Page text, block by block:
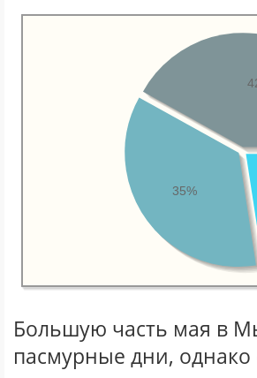
35%
Большую часть мая в
пасмурные дни,